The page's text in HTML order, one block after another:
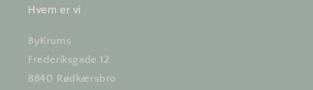
Hvem er vi
ByKrums
Frederiksgade 12
8840 Rødkærsbro